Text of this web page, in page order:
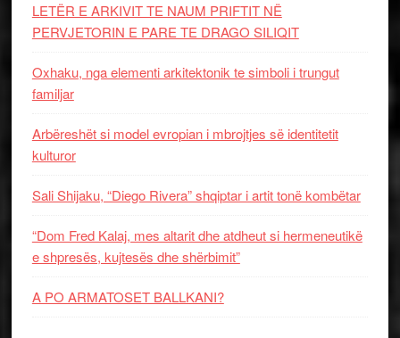
LETËR E ARKIVIT TE NAUM PRIFTIT NË
PERVJETORIN E PARE TE DRAGO SILIQIT
Oxhaku, nga elementi arkitektonik te simboli i trungut
familjar
Arbëreshët si model evropian i mbrojtjes së identitetit
kulturor
Sali Shijaku, “Diego Rivera” shqiptar i artit tonë kombëtar
“Dom Fred Kalaj, mes altarit dhe atdheut si hermeneutikë
e shpresës, kujtesës dhe shërbimit”
A PO ARMATOSET BALLKANI?